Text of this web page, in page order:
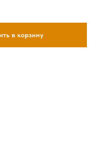
в корзину